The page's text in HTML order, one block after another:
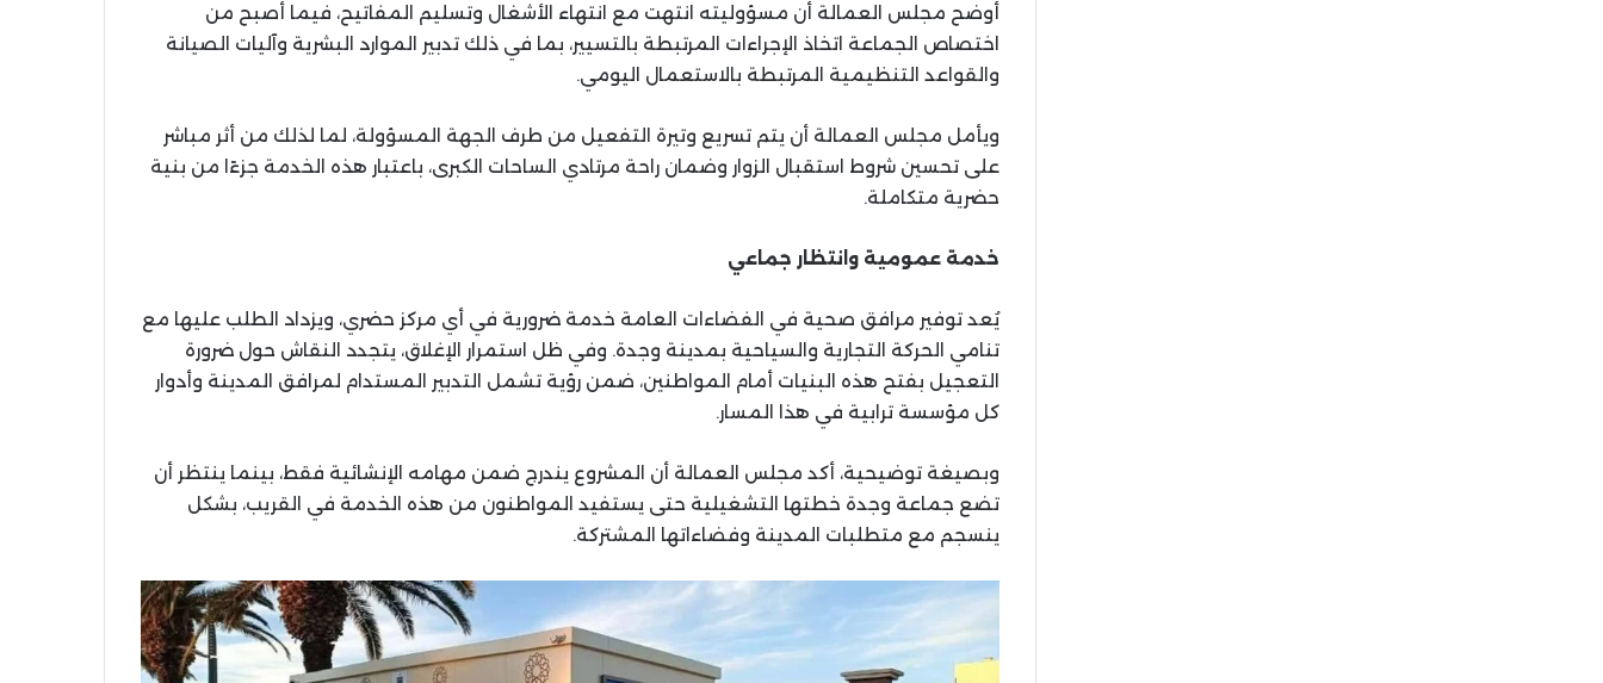
أوضح مجلس العمالة أن مسؤوليته انتهت مع انتهاء الأشغال وتسليم المفاتيح، فيما أصبح من
اختصاص الجماعة اتخاذ الإجراءات المرتبطة بالتسيير، بما في ذلك تدبير الموارد البشرية وآليات الصيانة
والقواعد التنظيمية المرتبطة بالاستعمال اليومي.
ويأمل مجلس العمالة أن يتم تسريع وتيرة التفعيل من طرف الجهة المسؤولة، لما لذلك من أثر مباشر
على تحسين شروط استقبال الزوار وضمان راحة مرتادي الساحات الكبرى، باعتبار هذه الخدمة جزءًا من بنية
حضرية متكاملة.
خدمة عمومية وانتظار جماعي
يُعد توفير مرافق صحية في الفضاءات العامة خدمة ضرورية في أي مركز حضري، ويزداد الطلب عليها مع
تنامي الحركة التجارية والسياحية بمدينة وجدة. وفي ظل استمرار الإغلاق، يتجدد النقاش حول ضرورة
التعجيل بفتح هذه البنيات أمام المواطنين، ضمن رؤية تشمل التدبير المستدام لمرافق المدينة وأدوار
كل مؤسسة ترابية في هذا المسار.
وبصيغة توضيحية، أكد مجلس العمالة أن المشروع يندرج ضمن مهامه الإنشائية فقط، بينما ينتظر أن
تضع جماعة وجدة خطتها التشغيلية حتى يستفيد المواطنون من هذه الخدمة في القريب، بشكل
ينسجم مع متطلبات المدينة وفضاءاتها المشتركة.